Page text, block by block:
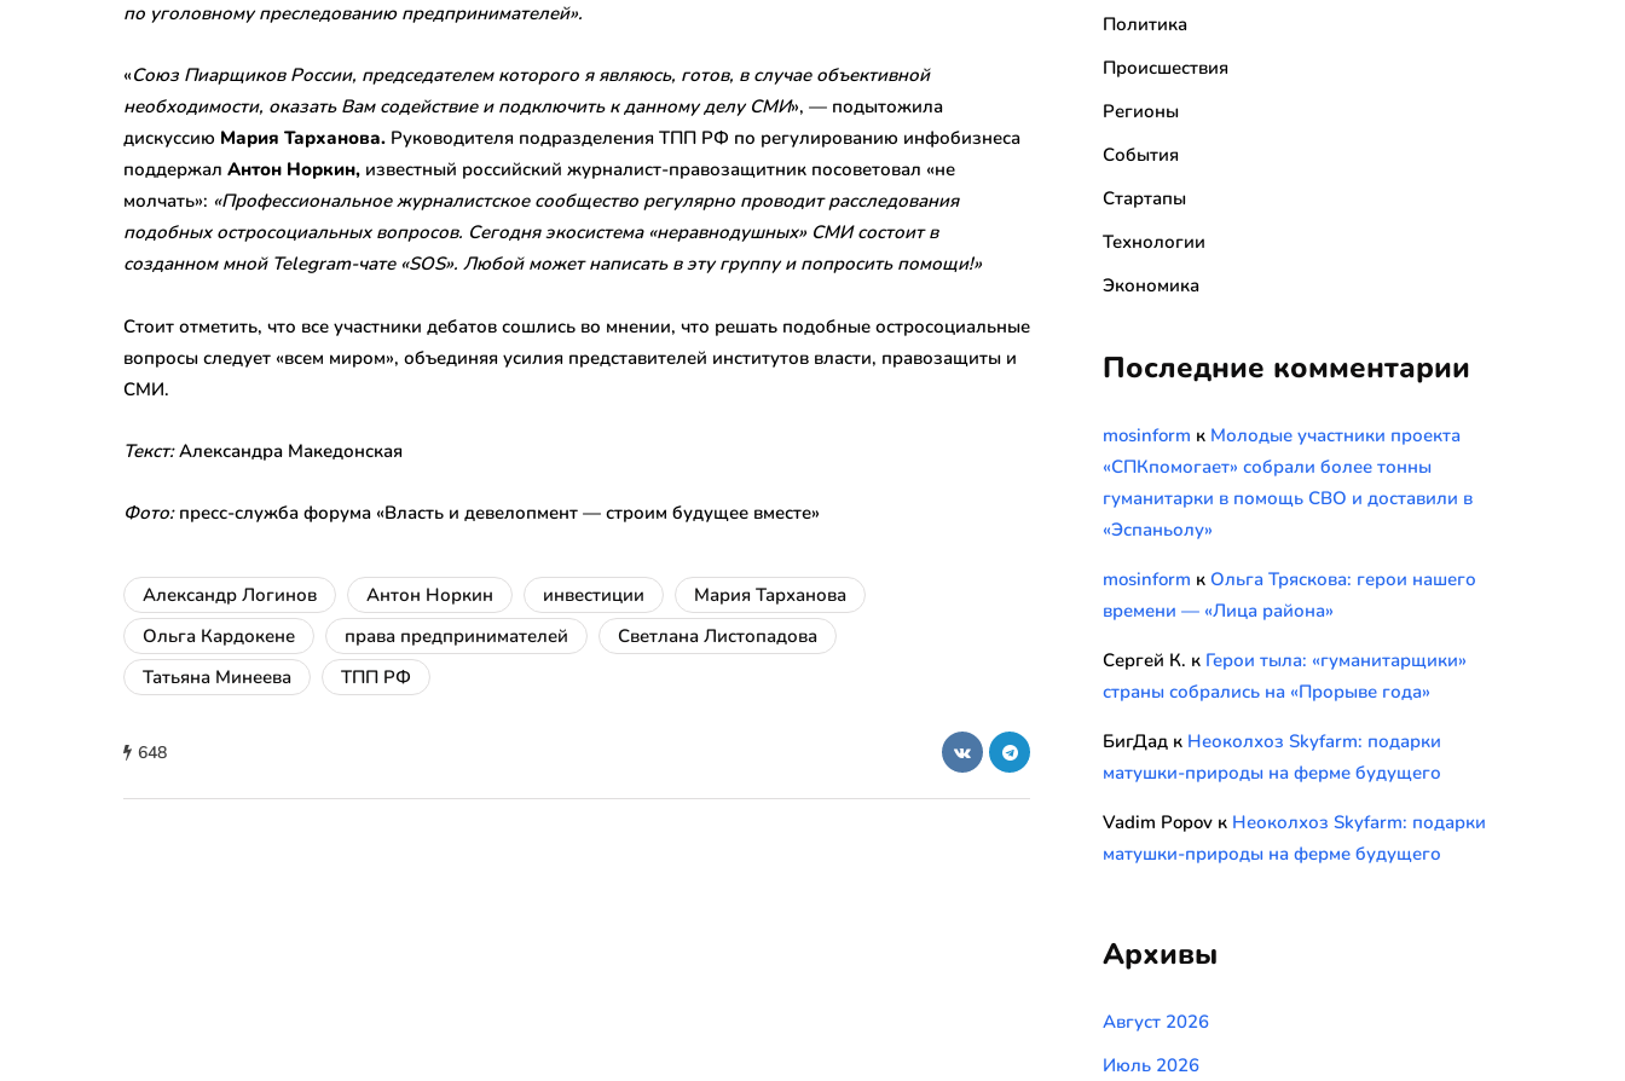
по уголовному преследованию предпринимателей».
«Союз Пиарщиков России, председателем которого я являюсь, готов, в случае объективной
необходимости, оказать Вам содействие и подключить к данному делу СМИ», — подытожила
дискуссию Мария Тарханова. Руководителя подразделения ТПП РФ по регулированию инфобизнеса
поддержал Антон Норкин, известный российский журналист-правозащитник посоветовал «не
молчать»: «Профессиональное журналистское сообщество регулярно проводит расследования
подобных остросоциальных вопросов. Сегодня экосистема «неравнодушных» СМИ состоит в
созданном мной Telegram-чате «SOS». Любой может написать в эту группу и попросить помощи!»
Стоит отметить, что все участники дебатов сошлись во мнении, что решать подобные остросоциальные
вопросы следует «всем миром», объединяя усилия представителей институтов власти, правозащиты и
СМИ.
Текст:Александра Македонская
Фото:пресс-служба форума «Власть и девелопмент — строим будущее вместе»
Александр Логинов Антон Норкин инвестиции
Мария Тарханова
Ольга Кардокене
права предпринимателей
Светлана Листопадова
Татьяна Минеева
ТПП РФ
648
Политика
Происшествия
Регионы
События
Стартапы
Технологии
Экономика
Последние комментарии
mosinform к Молодые участники проекта
«СПКпомогает» собрали более тонны
гуманитарки в помощь СВО и доставили в
«Эспаньолу»
mosinform к Ольга Тряскова: герои нашего
времени — «Лица района»
Сергей К. к Герои тыла: «гуманитарщики»
страны собрались на «Прорыве года»
БигДад к Неоколхоз Skyfarm: подарки
матушки-природы на ферме будущего
Vadim Popov к Неоколхоз Skyfarm: подарки
матушки-природы на ферме будущего
Архивы
Август 2026
Июль 2026